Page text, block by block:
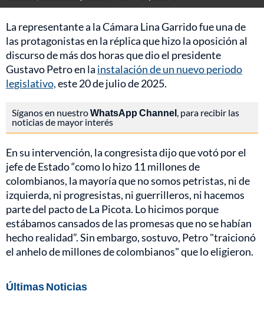
La representante a la Cámara Lina Garrido fue una de
las protagonistas en la réplica que hizo la oposición al
discurso de más dos horas que dio el presidente
Gustavo Petro en la instalación de un nuevo periodo
legislativo,este 20 de julio de 2025.
Síganos en nuestroWhatsApp Channel, para recibir las
noticias de mayor interés
En su intervención, la congresista dijo que votó por el
jefe de Estado “como lo hizo 11 millones de
colombianos, la mayoría que no somos petristas, ni de
izquierda, ni progresistas, ni guerrilleros, ni hacemos
parte del pacto de La Picota. Lo hicimos porque
estábamos cansados de las promesas que no se habían
hecho realidad”. Sin embargo, sostuvo, Petro "traicionó
el anhelo de millones de colombianos" que lo eligieron.
Últimas Noticias